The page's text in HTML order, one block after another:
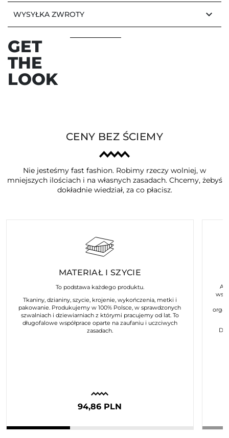
WYSYŁKA ZWROTY keyboard_arrow_down
GET
THE
LOOK
CENY BEZ ŚCIEMY
Nie jesteśmy fast fashion. Robimy rzeczy wolniej, w
mniejszych ilościach i na własnych zasadach. Chcemy, żebyś
dokładnie wiedział, za co płacisz.
MATERIAŁ I SZYCIE
To podstawa każdego produktu.
Tkaniny, dzianiny, szycie, krojenie, wykończenia, metki i
pakowanie. Produkujemy w 100% Polsce, w sprawdzonych
szwalniach i dziewiarniach z którymi pracujemy od lat. To
długofalowe współprace oparte na zaufaniu i uczciwych
zasadach.
94,86 PLN